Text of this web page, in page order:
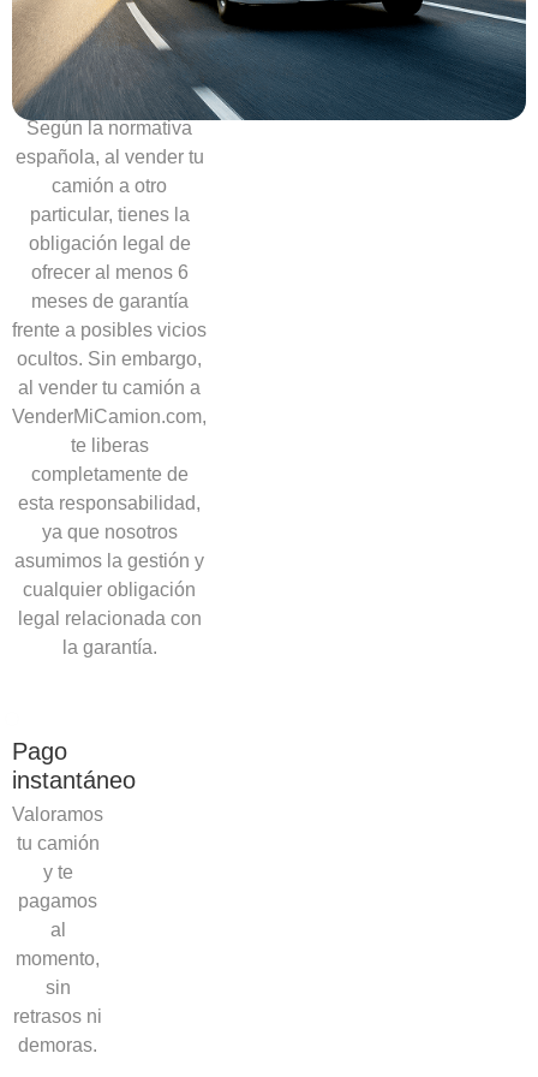
necesidad
de
ofrecer
garantías
Según la normativa
española, al vender tu
camión a otro
particular, tienes la
obligación legal de
ofrecer al menos 6
meses de garantía
frente a posibles vicios
ocultos. Sin embargo,
al vender tu camión a
VenderMiCamion.com,
te liberas
completamente de
esta responsabilidad,
ya que nosotros
asumimos la gestión y
cualquier obligación
legal relacionada con
la garantía.
Pago
instantáneo
Valoramos
tu camión
y te
pagamos
al
momento,
sin
retrasos ni
demoras.